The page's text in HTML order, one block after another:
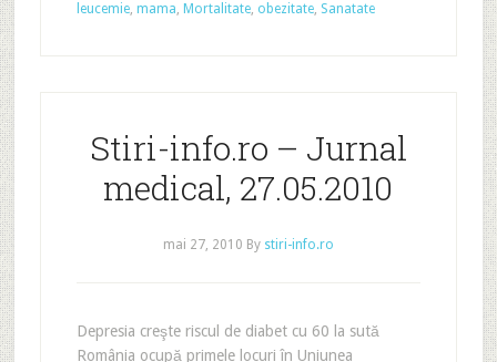
leucemie, mama, Mortalitate, obezitate, Sanatate
Stiri-info.ro – Jurnal
medical, 27.05.2010
mai 27, 2010 By stiri-info.ro
Depresia creşte riscul de diabet cu 60 la sută
România ocupă primele locuri în Uniunea